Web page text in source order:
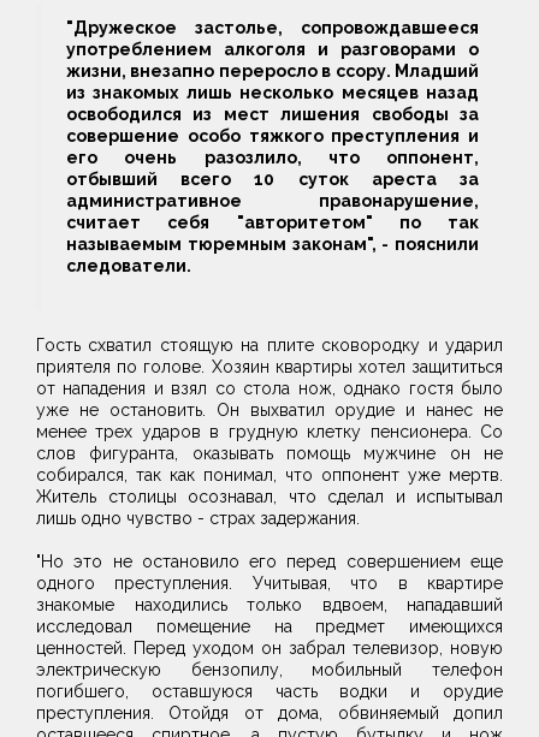
"Дружеское застолье, сопровождавшееся
употреблением алкоголя и разговорами о
жизни, внезапно переросло в ссору. Младший
из знакомых лишь несколько месяцев назад
освободился из мест лишения свободы за
совершение особо тяжкого преступления и
его очень разозлило, что оппонент,
отбывший всего 10 суток ареста за
административное правонарушение,
считает себя "авторитетом" по так
называемым тюремным законам", - пояснили
следователи.
Гость схватил стоящую на плите сковородку и ударил
приятеля по голове. Хозяин квартиры хотел защититься
от нападения и взял со стола нож, однако гостя было
уже не остановить. Он выхватил орудие и нанес не
менее трех ударов в грудную клетку пенсионера. Со
слов фигуранта, оказывать помощь мужчине он не
собирался, так как понимал, что оппонент уже мертв.
Житель столицы осознавал, что сделал и испытывал
лишь одно чувство - страх задержания.
"Но это не остановило его перед совершением еще
одного преступления. Учитывая, что в квартире
знакомые находились только вдвоем, нападавший
исследовал помещение на предмет имеющихся
ценностей. Перед уходом он забрал телевизор, новую
электрическую бензопилу, мобильный телефон
погибшего, оставшуюся часть водки и орудие
преступления. Отойдя от дома, обвиняемый допил